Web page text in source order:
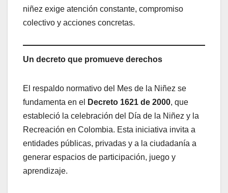
niñez exige atención constante, compromiso
colectivo y acciones concretas.
Un decreto que promueve derechos
El respaldo normativo del Mes de la Niñez se
fundamenta en el
Decreto 1621 de 2000, que
estableció la celebración del Día de la Niñez y la
Recreación en Colombia. Esta iniciativa invita a
entidades públicas, privadas y a la ciudadanía a
generar espacios de participación, juego y
aprendizaje.